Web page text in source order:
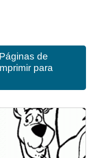
Páginas de
para